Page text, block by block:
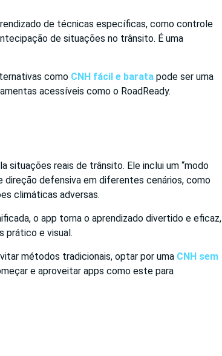
de técnicas específicas, como controle
de situações no trânsito. É uma
como CNH fácil e barata pode ser uma
acessíveis como o RoadReady.
situações reais de trânsito. Ele inclui um “modo
direção defensiva em diferentes cenários, como
climáticas adversas.
o app torna o aprendizado divertido e eficaz,
prático e visual.
métodos tradicionais, optar por uma CNH sem
e aproveitar apps como este para